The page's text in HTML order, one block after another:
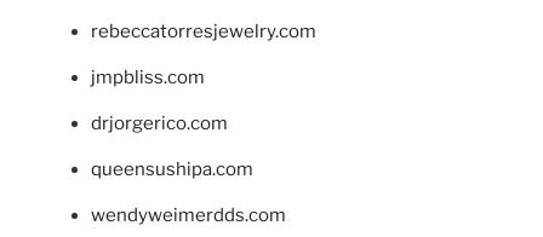
rebeccatorresjewelry.com
jmpbliss.com
drjorgerico.com
queensushipa.com
wendyweimerdds.com